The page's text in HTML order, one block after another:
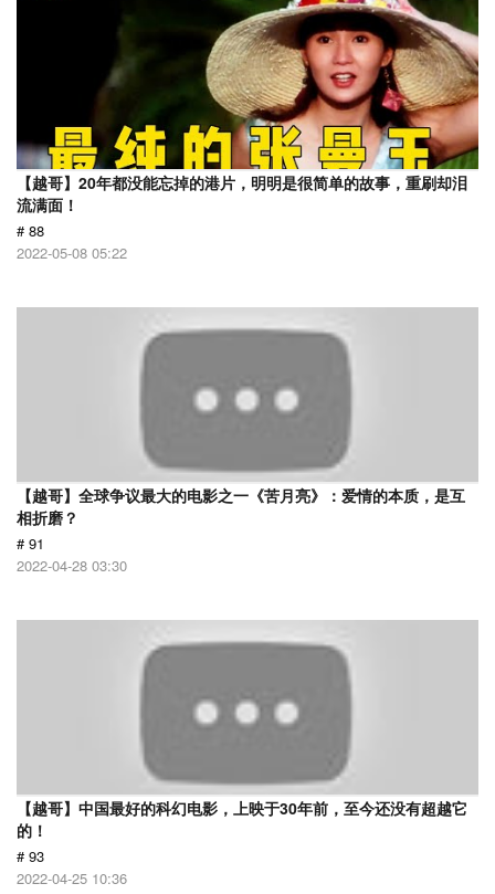
【越哥】20年都没能忘掉的港片，明明是很简单的故事，重刷却泪
流满面！
# 88
2022-05-08 05:22
【越哥】全球争议最大的电影之一《苦月亮》：爱情的本质，是互
相折磨？
# 91
2022-04-28 03:30
【越哥】中国最好的科幻电影，上映于30年前，至今还没有超越它
的！
# 93
2022-04-25 10:36